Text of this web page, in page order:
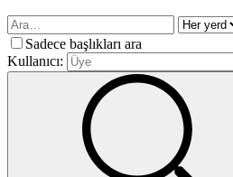
Sadece başlıkları ara
Kullanıcı: